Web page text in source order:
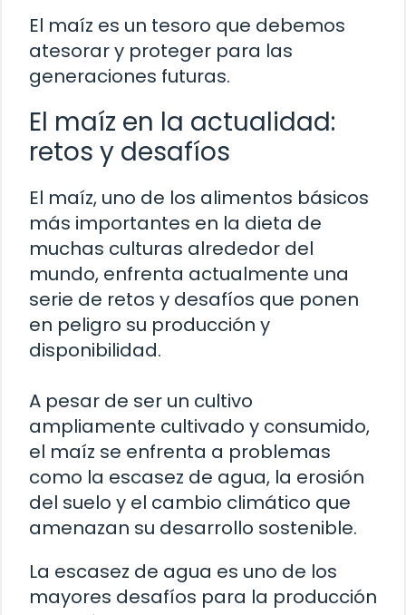
El maíz es un tesoro que debemos
atesorar y proteger para las
generaciones futuras.
El maíz en la actualidad:
retos y desafíos
El maíz, uno de los alimentos básicos
más importantes en la dieta de
muchas culturas alrededor del
mundo, enfrenta actualmente una
serie de retos y desafíos que ponen
en peligro su producción y
disponibilidad.
A pesar de ser un cultivo
ampliamente cultivado y consumido,
el maíz se enfrenta a problemas
como la escasez de agua, la erosión
del suelo y el cambio climático que
amenazan su desarrollo sostenible.
La escasez de agua es uno de los
mayores desafíos para la producción